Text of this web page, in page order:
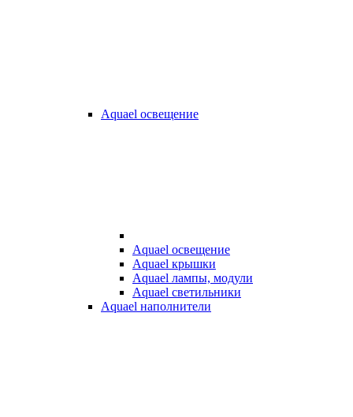
Aquael освещение
Aquael освещение
Aquael крышки
Aquael лампы, модули
Aquael светильники
Aquael наполнители